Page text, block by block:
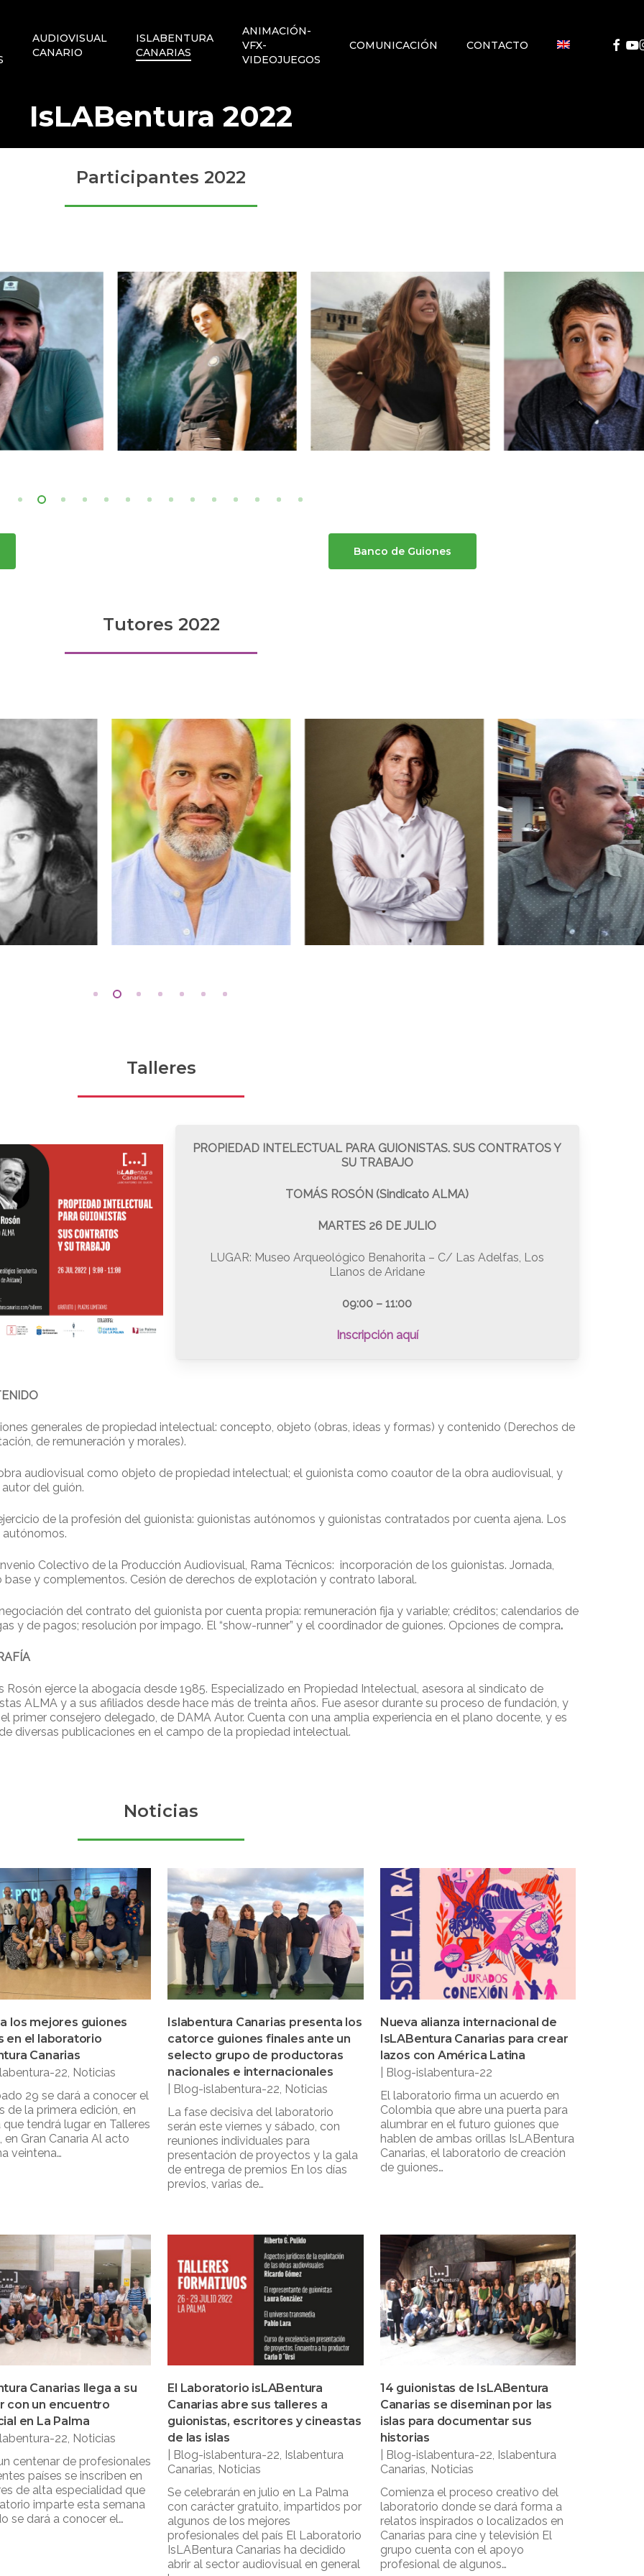
AUDIOVISUAL
CANARIO
ISLABENTURA
CANARIAS
ANIMACIÓN-
VFX-
VIDEOJUEGOS
COMUNICACIÓN CONTACTO
IsLABentura 2022
Participantes 2022
Banco de Guiones
Tutores 2022
Talleres
PROPIEDAD INTELECTUAL PARA GUIONISTAS. SUS CONTRATOS Y
SU TRABAJO
TOMÁS ROSÓN (Sindicato ALMA)
MARTES 26 DE JULIO
LUGAR: Museo Arqueológico Benahorita – C/ Las Adelfas, Los
Llanos de Aridane
09:00 – 11:00
Inscripción aquí
generales de propiedad intelectual: concepto, objeto (obras, ideas y formas) y contenido (Derechos de
de remuneración y morales).
obra audiovisual como objeto de propiedad intelectual; el guionista como coautor de la obra audiovisual, y
del guión.
ejercicio de la profesión del guionista: guionistas autónomos y guionistas contratados por cuenta ajena. Los
Colectivo de la Producción Audiovisual, Rama Técnicos: incorporación de los guionistas. Jornada,
base y complementos. Cesión de derechos de explotación y contrato laboral.
del contrato del guionista por cuenta propia: remuneración fija y variable; créditos; calendarios de
y de pagos; resolución por impago. El “show-runner” y el coordinador de guiones. Opciones de compra.
Rosón ejerce la abogacía desde 1985. Especializado en Propiedad Intelectual, asesora al sindicato de
ALMA y a sus afiliados desde hace más de treinta años. Fue asesor durante su proceso de fundación, y
primer consejero delegado, de DAMA Autor. Cuenta con una amplia experiencia en el plano docente, y es
diversas publicaciones en el campo de la propiedad intelectual.
Noticias
los mejores guiones
en el laboratorio
Canarias
22 Noticias
29 se dará a conocer el
de la primera edición, en
que tendrá lugar en Talleres
en Gran Canaria Al acto
veintena…
Islabentura Canarias presenta los
catorce guiones finales ante un
selecto grupo de productoras
nacionales e internacionales
Blog-islabentura-22 Noticias
La fase decisiva del laboratorio
serán este viernes y sábado, con
reuniones individuales para
presentación de proyectos y la gala
de entrega de premios En los días
previos, varias de…
Nueva alianza internacional de
IsLABentura Canarias para crear
lazos con América Latina
Blog-islabentura-22
El laboratorio firma un acuerdo en
Colombia que abre una puerta para
alumbrar en el futuro guiones que
hablen de ambas orillas IsLABentura
Canarias, el laboratorio de creación
de guiones…
Canarias llega a su
con un encuentro
en La Palma
22, Noticias
centenar de profesionales
países se inscriben en
de alta especialidad que
imparte esta semana
se dará a conocer el…
El Laboratorio isLABentura
Canarias abre sus talleres a
guionistas, escritores y cineastas
de las islas
Blog-islabentura-22, Islabentura
Canarias, Noticias
Se celebrarán en julio en La Palma
con carácter gratuito, impartidos por
algunos de los mejores
profesionales del país El Laboratorio
IsLABentura Canarias ha decidido
abrir al sector audiovisual en general
14 guionistas de IsLABentura
Canarias se diseminan por las
islas para documentar sus
historias
Blog-islabentura-22, Islabentura
Canarias, Noticias
Comienza el proceso creativo del
laboratorio donde se dará forma a
relatos inspirados o localizados en
Canarias para cine y televisión El
grupo cuenta con el apoyo
profesional de algunos…